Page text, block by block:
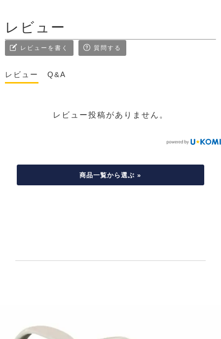
レビュー
レビューを書く 質問する
レビュー Q&A
レビュー投稿がありません。
商品一覧から選ぶ »